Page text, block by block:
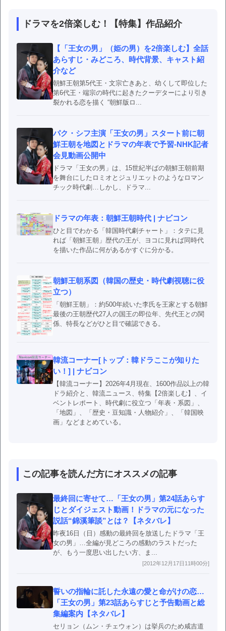
ドラマを2倍楽しむ！【特集】作品紹介
【「王女の男」（姫の男）を2倍楽しむ】全話
あらすじ・みどころ、時代背景、キャスト紹
介など
朝鮮王朝第5代王・文宗亡きあと、幼くして即位した
第6代王・端宗の時代に起きたクーデターにより引き
裂かれる恋を描く “朝鮮版ロ...
パク・シフ主演「王女の男」スタート前に朝
鮮王朝を地図とドラマの年表で予習-NHK記者
会見動画公開中
ドラマ「王女の男」は、15世紀半ばの朝鮮王朝前期
を舞台にしたロミオとジュリエットのようなロマン
チック時代劇…しかし、ドラマ...
ドラマの年表：朝鮮王朝時代 | ナビコン
ひと目でわかる「韓国時代劇チャート」：タテに見
れば「朝鮮王朝」歴代の王が、ヨコに見れば同時代
を描いた作品に何があるかすぐに分かる。
朝鮮王朝系図（韓国の歴史・時代劇視聴に役
立つ）
「朝鮮王朝」：約500年続いた李氏を王家とする朝鮮
最後の王朝歴代27人の国王の即位年、先代王との関
係、特長などがひと目で確認できる。
韓流コーナー[トップ：韓ドラここが知りた
い！] | ナビコン
【韓流コーナー】2026年4月現在、1600作品以上の韓
ドラ紹介と、韓流ニュース、特集【2倍楽しむ】、イ
ベントレポート、時代劇に役立つ「年表・系図」、
「地図」、「歴史・豆知識・人物紹介」、「韓国映
画」などまとめている。
この記事を読んだ方にオススメの記事
最終回に寄せて…「王女の男」第24話あらす
じとダイジェスト動画！ドラマの元になった
説話“錦溪筆談”とは？【ネタバレ】
昨夜16日（日）感動の最終回を放送したドラマ「王
女の男」…全編が見どころの感動のラストだった
が、もう一度思い出したい方、ま...
[2012年12月17日11時00分]
誓いの指輪に託した永遠の愛と命がけの恋…
「王女の男」第23話あらすじと予告動画と総
集編案内【ネタバレ】
セリョン（ムン・チェウォン）は挙兵のため咸吉道